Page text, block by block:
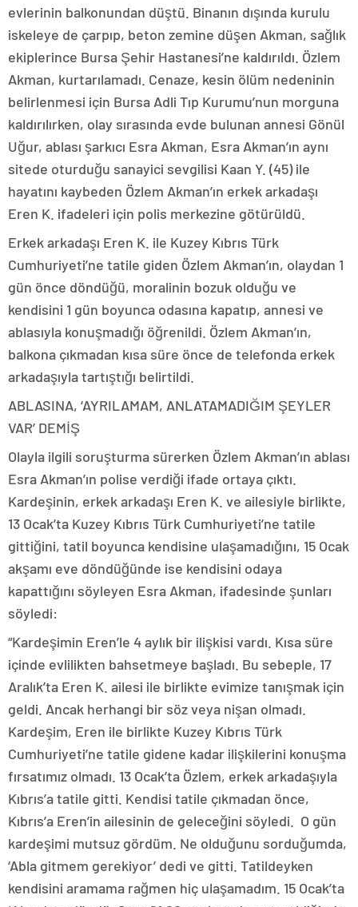
evlerinin balkonundan düştü. Binanın dışında kurulu
iskeleye de çarpıp, beton zemine düşen Akman, sağlık
ekiplerince Bursa Şehir Hastanesi’ne kaldırıldı. Özlem
Akman, kurtarılamadı. Cenaze, kesin ölüm nedeninin
belirlenmesi için Bursa Adli Tıp Kurumu’nun morguna
kaldırılırken, olay sırasında evde bulunan annesi Gönül
Uğur, ablası şarkıcı Esra Akman, Esra Akman’ın aynı
sitede oturduğu sanayici sevgilisi Kaan Y. (45) ile
hayatını kaybeden Özlem Akman’ın erkek arkadaşı
Eren K. ifadeleri için polis merkezine götürüldü.
Erkek arkadaşı Eren K. ile Kuzey Kıbrıs Türk
Cumhuriyeti’ne tatile giden Özlem Akman’ın, olaydan 1
gün önce döndüğü, moralinin bozuk olduğu ve
kendisini 1 gün boyunca odasına kapatıp, annesi ve
ablasıyla konuşmadığı öğrenildi. Özlem Akman’ın,
balkona çıkmadan kısa süre önce de telefonda erkek
arkadaşıyla tartıştığı belirtildi.
ABLASINA, ‘AYRILAMAM, ANLATAMADIĞIM ŞEYLER
VAR’ DEMİŞ
Olayla ilgili soruşturma sürerken Özlem Akman’ın ablası
Esra Akman’ın polise verdiği ifade ortaya çıktı.
Kardeşinin, erkek arkadaşı Eren K. ve ailesiyle birlikte,
13 Ocak’ta Kuzey Kıbrıs Türk Cumhuriyeti’ne tatile
gittiğini, tatil boyunca kendisine ulaşamadığını, 15 Ocak
akşamı eve döndüğünde ise kendisini odaya
kapattığını söyleyen Esra Akman, ifadesinde şunları
söyledi:
“Kardeşimin Eren’le 4 aylık bir ilişkisi vardı. Kısa süre
içinde evlilikten bahsetmeye başladı. Bu sebeple, 17
Aralık’ta Eren K. ailesi ile birlikte evimize tanışmak için
geldi. Ancak herhangi bir söz veya nişan olmadı.
Kardeşim, Eren ile birlikte Kuzey Kıbrıs Türk
Cumhuriyeti’ne tatile gidene kadar ilişkilerini konuşma
fırsatımız olmadı. 13 Ocak’ta Özlem, erkek arkadaşıyla
Kıbrıs’a tatile gitti. Kendisi tatile çıkmadan önce,
Kıbrıs’a Eren’in ailesinin de geleceğini söyledi. O gün
kardeşimi mutsuz gördüm. Ne olduğunu sorduğumda,
‘Abla gitmem gerekiyor’ dedi ve gitti. Tatildeyken
kendisini aramama rağmen hiç ulaşamadım. 15 Ocak’ta